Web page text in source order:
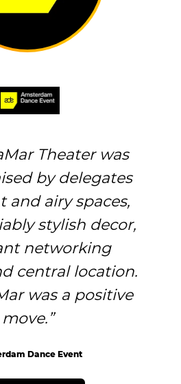
DeLaMar,Royal foyer
Theater was
by delegates
and airy spaces,
stylish decor,
networking
central location.
was a positive
move.
Dance Event